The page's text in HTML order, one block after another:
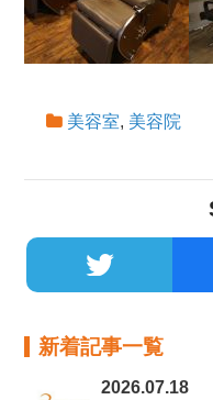
美容室, 美容院
新着記事一覧
2026.07.18